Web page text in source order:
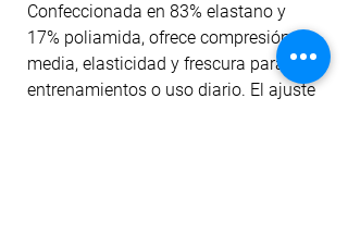
Confeccionada en 83% elastano y
17% poliamida, ofrece compresión
media, elasticidad y frescura para
entrenamientos o uso diario. El ajuste